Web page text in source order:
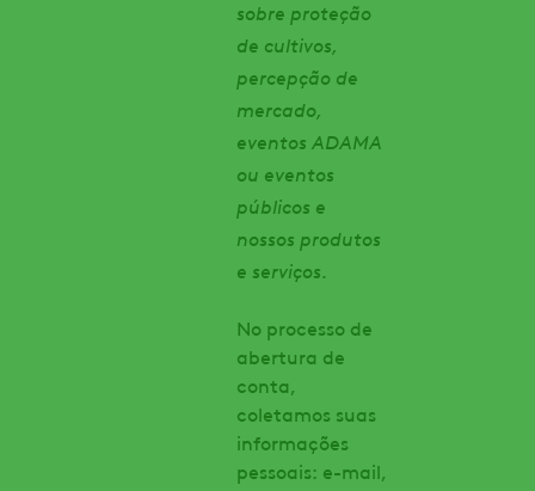
sobre proteção
de cultivos,
percepção de
mercado,
eventos ADAMA
ou eventos
públicos e
nossos produtos
e serviços.
No processo de
abertura de
conta,
coletamos suas
informações
pessoais: e-mail,